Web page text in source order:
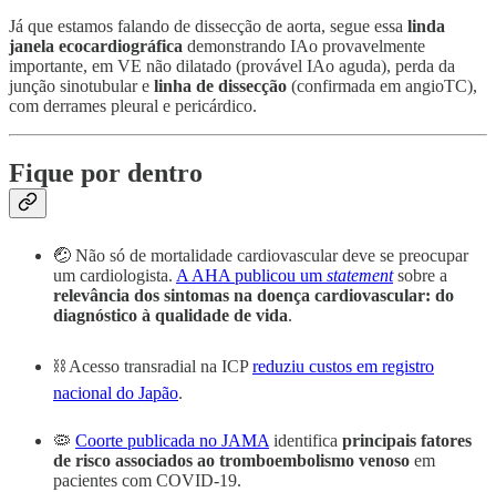
Já que estamos falando de dissecção de aorta, segue essa linda
janela ecocardiográfica demonstrando IAo provavelmente
importante, em VE não dilatado (provável IAo aguda), perda da
junção sinotubular e linha de dissecção (confirmada em angioTC),
com derrames pleural e pericárdico.
Fique por dentro
🤕 Não só de mortalidade cardiovascular deve se preocupar
um cardiologista. A AHA publicou um statement sobre a
relevância dos sintomas na doença cardiovascular: do
diagnóstico à qualidade de vida.
⛓ Acesso transradial na ICPreduziu custos em registro
nacional do Japão.
🦠 Coorte publicada no JAMA identifica principais fatores
de risco associados ao tromboembolismo venoso em
pacientes com COVID-19.